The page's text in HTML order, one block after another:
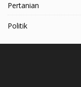
Pertanian
Politik